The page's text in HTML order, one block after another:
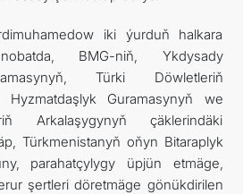
iki ýurduň halkara
BMG-niň, Ykdysady
Türki Döwletleriň
Hyzmatdaşlyk Guramasynyň we
Arkalaşygynyň çäklerindäki
Türkmenistanyň oňyn Bitaraplyk
parahatçylygy üpjün etmäge,
şertleri döretmäge gönükdirilen